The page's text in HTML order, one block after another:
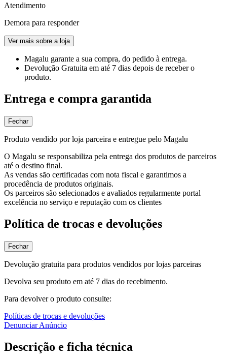
Atendimento
Demora para responder
Ver mais sobre a loja
Magalu garante a sua compra, do pedido à entrega.
Devolução Gratuita em até 7 dias depois de receber o
produto.
Entrega e compra garantida
Fechar
Produto vendido por loja parceira e entregue pelo Magalu
O Magalu se responsabiliza pela entrega dos produtos de parceiros
até o destino final.
As vendas são certificadas com nota fiscal e garantimos a
procedência de produtos originais.
Os parceiros são selecionados e avaliados regularmente portal
excelência no serviço e reputação com os clientes
Política de trocas e devoluções
Fechar
Devolução gratuita para produtos vendidos por lojas parceiras
Devolva seu produto em até 7 dias do recebimento.
Para devolver o produto consulte:
Políticas de trocas e devoluções
Denunciar Anúncio
Descrição e ficha técnica